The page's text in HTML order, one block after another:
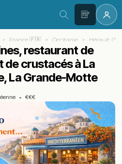
France 🇫🇷 Occitanie Hérault (34)
restaurant de
de crustacés à La
La Grande-Motte
• €€€